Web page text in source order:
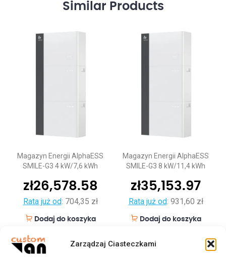
Zarządzaj Ciasteczkami
Similar Products
Magazyn Energii AlphaESS
SMILE-G3 4 kW/7,6 kWh
zł26,578.58
Rata już od: 704,35 zł
Dodaj do koszyka
Magazyn Energii AlphaESS
SMILE-G3 8 kW/11,4 kWh
zł35,153.97
Rata już od: 931,60 zł
Dodaj do koszyka